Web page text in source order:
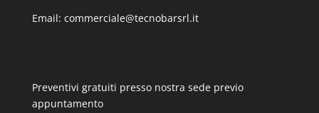
Email: commerciale@tecnobarsrl.it
Preventivi gratuiti presso nostra sede previo
appuntamento